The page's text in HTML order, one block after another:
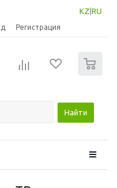
KZ RU
Регистрация
Найти